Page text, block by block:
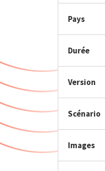
Pays
Durée
Version
Scénario
Images